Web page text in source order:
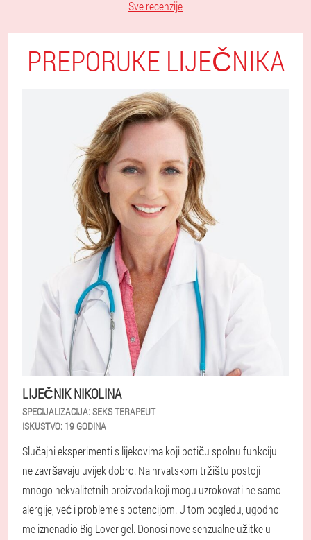
Sve recenzije
PREPORUKE LIJEČNIKA
LIJEČNIK NIKOLINA
SPECIJALIZACIJA:SEKS TERAPEUT
ISKUSTVO: 19 GODINA
Slučajni eksperimenti s lijekovima koji potiču spolnu funkciju
ne završavaju uvijek dobro. Na hrvatskom tržištu postoji
mnogo nekvalitetnih proizvoda koji mogu uzrokovati ne samo
alergije, već i probleme s potencijom. U tom pogledu, ugodno
me iznenadio Big Lover gel. Donosi nove senzualne užitke u